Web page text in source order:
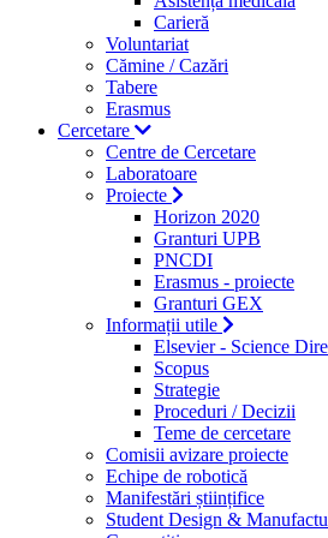
Carieră
Voluntariat
Cămine / Cazări
Tabere
Erasmus
Cercetare
Centre de Cercetare
Laboratoare
Proiecte
Horizon 2020
Granturi UPB
PNCDI
Erasmus - proiecte
Granturi GEX
Informații utile
Elsevier - Science
Scopus
Strategie
Proceduri / Decizii
Teme de cercetare
Comisii avizare proiecte
Echipe de robotică
Manifestări științifice
Student Design &